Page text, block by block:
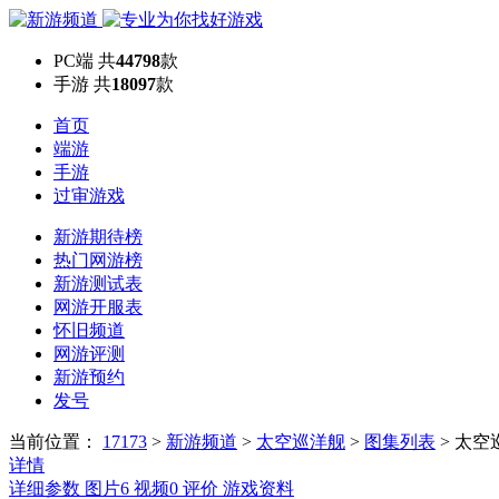
PC端 共44798款
手游 共18097款
首页
端游
手游
过审游戏
新游期待榜
热门网游榜
新游测试表
网游开服表
怀旧频道
网游评测
新游预约
发号
当前位置： 17173 > 新游频道 > 太空巡洋舰 > 图集列表 > 太空
详情
详细参数 图片6 视频0 评价 游戏资料